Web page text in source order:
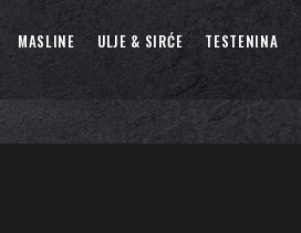
MASLINE ULJE & SIRĆE TESTENINA